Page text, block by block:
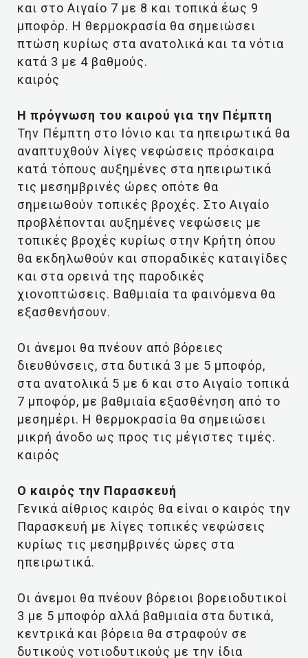
και στο Αιγαίο 7 με 8 και τοπικά έως 9
μποφόρ. Η θερμοκρασία θα σημειώσει
πτώση κυρίως στα ανατολικά και τα νότια
κατά 3 με 4 βαθμούς.
καιρός
Η πρόγνωση του καιρού για την Πέμπτη
Την Πέμπτη στο Ιόνιο και τα ηπειρωτικά θα
αναπτυχθούν λίγες νεφώσεις πρόσκαιρα
κατά τόπους αυξημένες στα ηπειρωτικά
τις μεσημβρινές ώρες οπότε θα
σημειωθούν τοπικές βροχές. Στο Αιγαίο
προβλέπονται αυξημένες νεφώσεις με
τοπικές βροχές κυρίως στην Κρήτη όπου
θα εκδηλωθούν και σποραδικές καταιγίδες
και στα ορεινά της παροδικές
χιονοπτώσεις. Βαθμιαία τα φαινόμενα θα
εξασθενήσουν.
Οι άνεμοι θα πνέουν από βόρειες
διευθύνσεις, στα δυτικά 3 με 5 μποφόρ,
στα ανατολικά 5 με 6 και στο Αιγαίο τοπικά
7 μποφόρ, με βαθμιαία εξασθένηση από το
μεσημέρι. Η θερμοκρασία θα σημειώσει
μικρή άνοδο ως προς τις μέγιστες τιμές.
καιρός
Ο καιρός την Παρασκευή
Γενικά αίθριος καιρός θα είναι ο καιρός την
Παρασκευή με λίγες τοπικές νεφώσεις
κυρίως τις μεσημβρινές ώρες στα
ηπειρωτικά.
Οι άνεμοι θα πνέουν βόρειοι βορειοδυτικοί
3 με 5 μποφόρ αλλά βαθμιαία στα δυτικά,
κεντρικά και βόρεια θα στραφούν σε
δυτικούς νοτιοδυτικούς με την ίδια